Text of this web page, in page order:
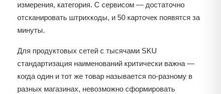
измерения, категория. С сервисом — достаточно
отсканировать штрихкоды, и 50 карточек появятся за
минуты.
Для продуктовых сетей с тысячами SKU
стандартизация наименований критически важна —
когда один и тот же товар называется по-разному в
разных магазинах, невозможно сформировать